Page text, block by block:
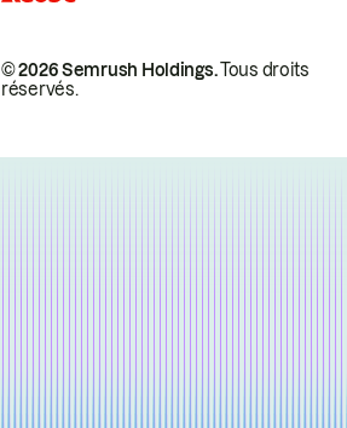
© 2026 Semrush Holdings.Tous droits
réservés.